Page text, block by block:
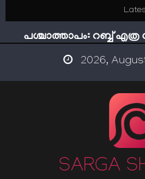
content
ഇമാം നവവി:
പശ്ചാത്താപം: റബ്ബ്
ഇന്ന് നേടിയാൽ ഇരട്ടി
സൂക്ഷിക്കുക!
ഇമാം നവവി:
2026,
SARGA